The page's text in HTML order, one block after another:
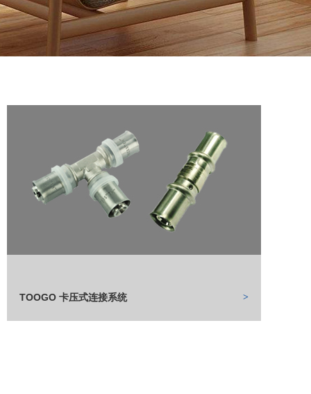
TOOGO 卡压式连接系统 >